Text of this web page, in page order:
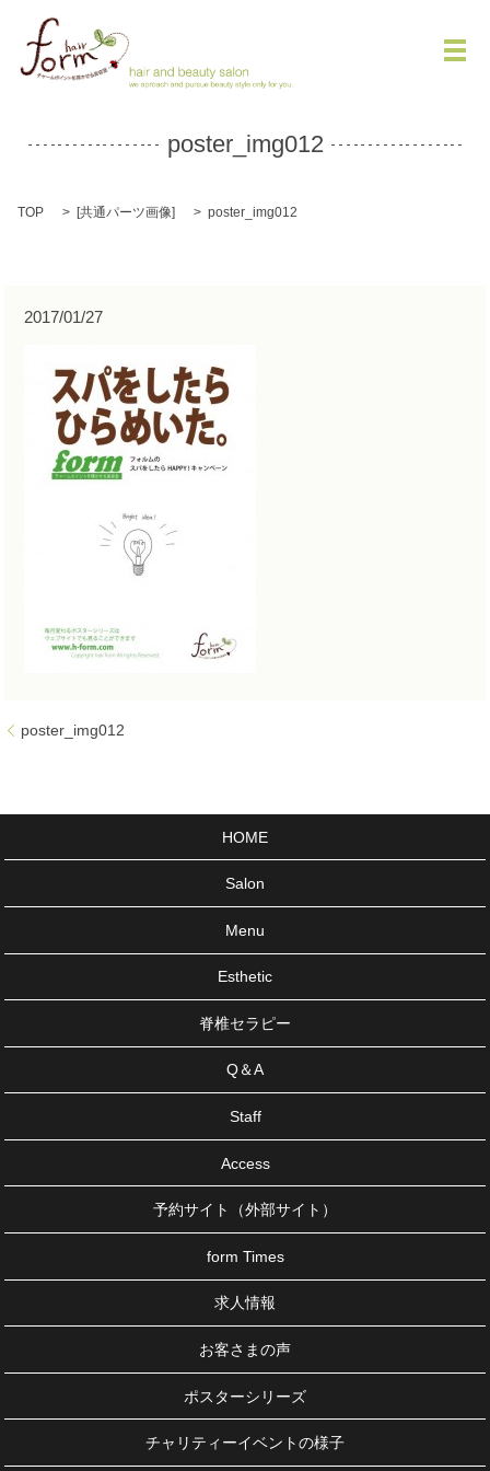
メ
poster_img012
TOP [共通パーツ画像] poster_img012
2017/01/27
poster_img012
HOME
Salon
Menu
Esthetic
脊椎セラピー
Q＆A
Staff
Access
予約サイト（外部サイト）
form Times
求人情報
お客さまの声
ポスターシリーズ
チャリティーイベントの様子